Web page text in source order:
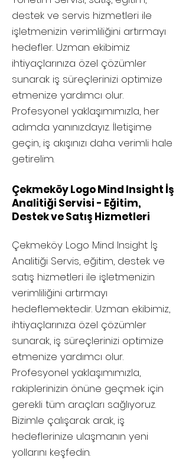
destek ve servis hizmetleri ile
işletmenizin verimliliğini artırmayı
hedefler. Uzman ekibimiz
ihtiyaçlarınıza özel çözümler
sunarak iş süreçlerinizi optimize
etmenize yardımcı olur.
Profesyonel yaklaşımımızla, her
adımda yanınızdayız. İletişime
geçin, iş akışınızı daha verimli hale
getirelim.
Çekmeköy Logo Mind Insight İş
Analitiği Servisi - Eğitim,
Destek ve Satış Hizmetleri
Çekmeköy Logo Mind Insight İş
Analitiği Servis, eğitim, destek ve
satış hizmetleri ile işletmenizin
verimliliğini artırmayı
hedeflemektedir. Uzman ekibimiz,
ihtiyaçlarınıza özel çözümler
sunarak, iş süreçlerinizi optimize
etmenize yardımcı olur.
Profesyonel yaklaşımımızla,
rakiplerinizin önüne geçmek için
gerekli tüm araçları sağlıyoruz.
Bizimle çalışarak arak, iş
hedeflerinize ulaşmanın yeni
yollarını keşfedin.